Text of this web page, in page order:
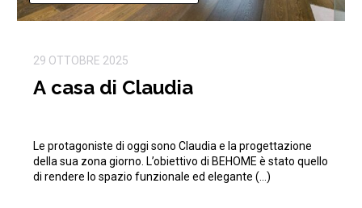
29 OTTOBRE 2025
A casa di Claudia
Le protagoniste di oggi sono Claudia e la progettazione
della sua zona giorno. L’obiettivo di BEHOME è stato quello
di rendere lo spazio funzionale ed elegante (…)